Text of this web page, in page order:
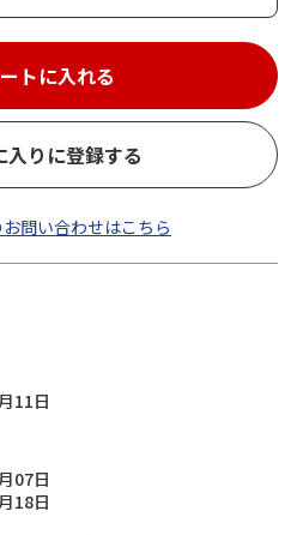
トに入れる
入りに登録する
問い合わせはこちら
11日
07日
18日